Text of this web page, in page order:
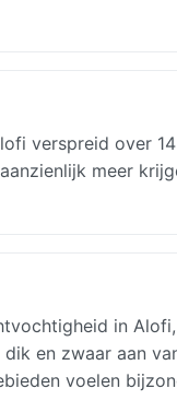
verspreid over
meer
in
en zwaar aan
voelen